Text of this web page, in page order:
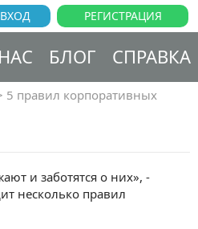
РЕГИСТРАЦИЯ
ВХОД
БЛОГ СПРАВКА
5 правил корпоративных
и заботятся о них», -
несколько правил